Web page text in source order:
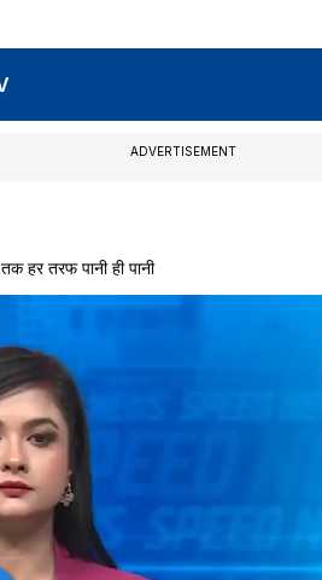
ADVERTISEMENT
हर तरफ पानी ही पानी